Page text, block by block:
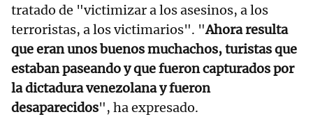
tratado de "victimizar a los asesinos, a los
terroristas, a los victimarios". "Ahora resulta
que eran unos buenos muchachos, turistas que
estaban paseando y que fueron capturados por
la dictadura venezolana y fueron
desaparecidos", ha expresado.